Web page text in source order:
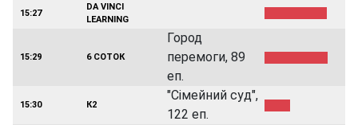
15:27
DA VINCI
LEARNING
15:29 6 СОТОК
Город
перемоги, 89
еп.
15:30 К2
"Сімейний суд",
122 еп.